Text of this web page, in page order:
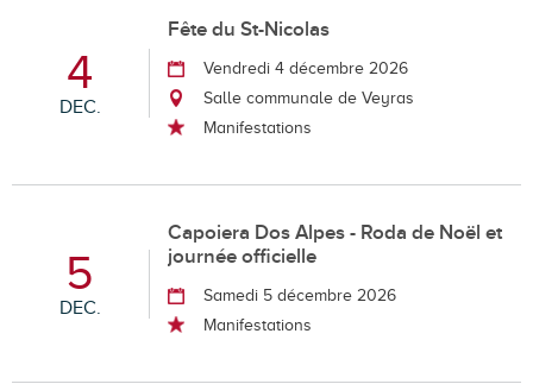
4
DEC.
Fête du St-Nicolas
Vendredi 4 décembre 2026
Salle communale de Veyras
Manifestations
5
DEC.
Capoiera Dos Alpes - Roda de Noël et
journée officielle
Samedi 5 décembre 2026
Manifestations